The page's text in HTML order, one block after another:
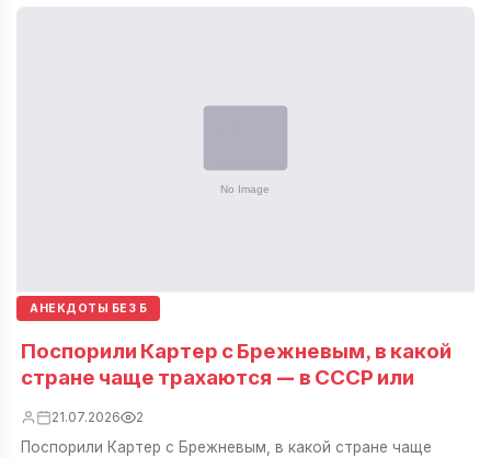
АНЕКДОТЫ БЕЗ Б
Поспорили Картер с Брежневым, в какой
стране чаще трахаются — в СССР или
21.07.2026 2
Поспорили Картер с Брежневым, в какой стране чаще